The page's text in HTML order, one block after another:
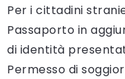
Per i cittadini
Passaporto in
di identità
Permesso di